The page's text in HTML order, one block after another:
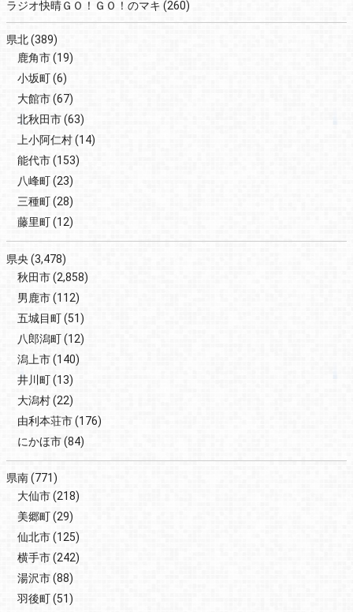
ラジオ快晴ＧＯ！ＧＯ！のマキ (260)
県北(389)
鹿角市(19)
小坂町(6)
大館市(67)
北秋田市(63)
上小阿仁村(14)
能代市(153)
八峰町(23)
三種町(28)
藤里町(12)
県央(3,478)
秋田市(2,858)
男鹿市(112)
五城目町(51)
八郎潟町(12)
潟上市(140)
井川町(13)
大潟村(22)
由利本荘市(176)
にかほ市(84)
県南(771)
大仙市(218)
美郷町(29)
仙北市(125)
横手市(242)
湯沢市(88)
羽後町(51)